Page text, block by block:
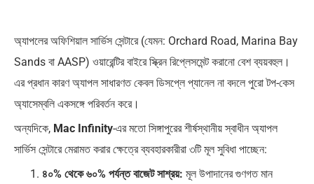
অ্যাপলের অফিশিয়াল সার্ভিস সেন্টারে (যেমন: Orchard Road, Marina Bay
Sands বা AASP) ওয়ারেন্টির বাইরে স্ক্রিন রিপ্লেসমেন্ট করানো বেশ ব্যয়বহুল।
এর প্রধান কারণ অ্যাপল সাধারণত কেবল ডিসপ্লে প্যানেল না বদলে পুরো টপ-কেস
অ্যাসেম্বলি একসঙ্গে পরিবর্তন করে।
অন্যদিকে, Mac Infinity-এর মতো সিঙ্গাপুরের শীর্ষস্থানীয় স্বাধীন অ্যাপল
সার্ভিস সেন্টারে মেরামত করার ক্ষেত্রে ব্যবহারকারীরা ৩টি মূল সুবিধা পাচ্ছেন:
৪০% থেকে ৬০% পর্যন্ত বাজেট সাশ্রয়: মূল উপাদানের গুণগত মান